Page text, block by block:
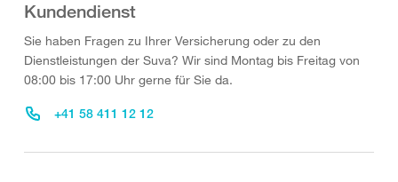
Kundendienst
Sie haben Fragen zu Ihrer Versicherung oder zu den
Dienstleistungen der Suva? Wir sind Montag bis Freitag von
08:00 bis 17:00 Uhr gerne für Sie da.
+41 58 411 12 12